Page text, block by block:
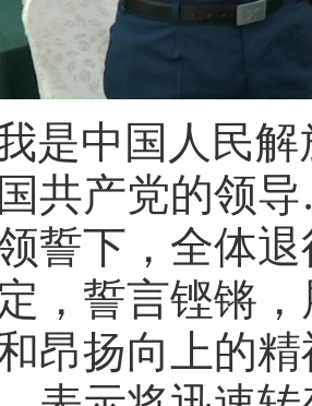
是中国人民
共产党的领
誓下，全体
，誓言铿锵
昂扬向上的